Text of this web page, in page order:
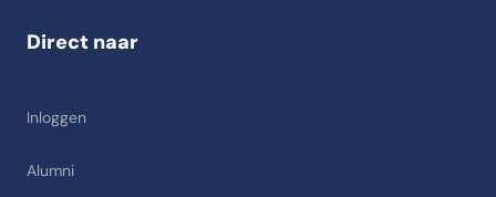
Direct naar
Inloggen
Alumni